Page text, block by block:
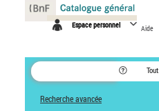
Espace personnel Aide
Tout
Recherche avancée
Panneau de gestion des cookies